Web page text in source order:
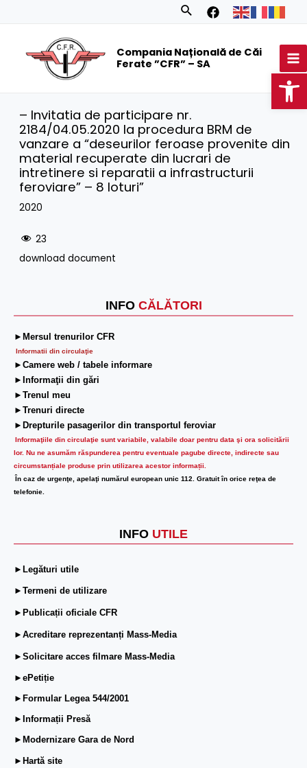
Search
Compania Națională de Căi
Ferate ”CFR” – SA
INFO CĂLĂTORI
►Mersul trenurilor CFR
Informatii din circulaţie
►Camere web / tabele informare
►Informaţii din gări
►Trenul meu
►Trenuri directe
►Drepturile pasagerilor din transportul feroviar
Informaţiile din circulaţie sunt variabile, valabile doar pentru data şi ora solicitării
lor. Nu ne asumăm răspunderea pentru eventuale pagube directe, indirecte sau
circumstanțiale produse prin utilizarea acestor informații.
În caz de urgenţe, apelaţi numărul european unic 112. Gratuit în orice reţea de
telefonie.
INFO UTILE
►Legături utile
►Termeni de utilizare
►Publicații oficiale CFR
►Acreditare reprezentanți Mass-Media
►Solicitare acces filmare Mass-Media
►ePetiție
►Formular Legea 544/2001
►Informații Presă
►Modernizare Gara de Nord
►Hartă site
– Invitatia de participare nr.
2184/04.05.2020 la procedura BRM de
vanzare a “deseurilor feroase provenite din
material recuperate din lucrari de
intretinere si reparatii a infrastructurii
feroviare” – 8 loturi”
2020
23
download document